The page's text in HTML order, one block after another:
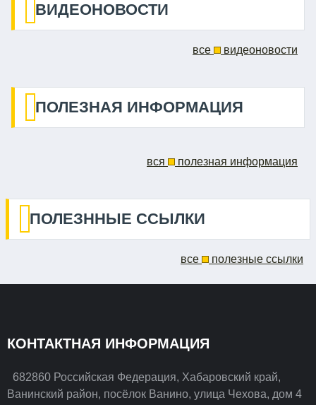
ВИДЕОНОВОСТИ
все видеоновости
ПОЛЕЗНАЯ ИНФОРМАЦИЯ
вся полезная информация
ПОЛЕЗННЫЕ ССЫЛКИ
все полезные ссылки
КОНТАКТНАЯ ИНФОРМАЦИЯ
682860 Российская Федерация, Хабаровский край,
Ванинский район, посёлок Ванино, улица Чехова, дом 4